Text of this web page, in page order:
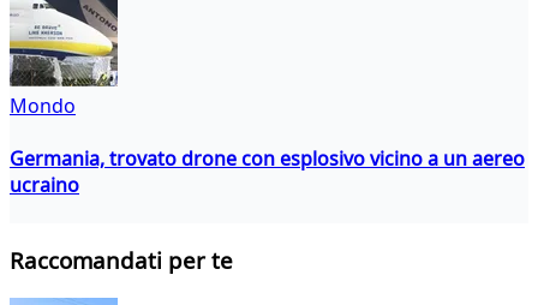
Mondo
Germania, trovato drone con esplosivo vicino a un aereo
ucraino
Raccomandati per te